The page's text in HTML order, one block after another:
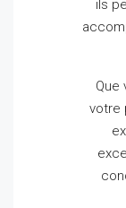
ils
Que
votre